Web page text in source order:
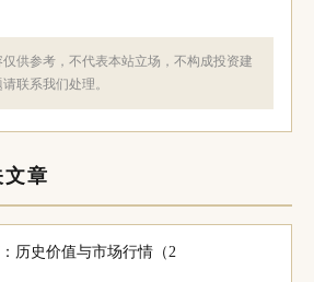
供参考，不代表本站立场，不构成投资建
联系我们处理。
文章
历史价值与市场行情（2